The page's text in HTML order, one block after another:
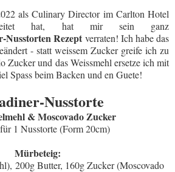
als Culinary Director im Carlton Hotel
hat, hat mir sein ganz
Nusstorten Rezept verraten! Ich habe das
- statt weissem Zucker greife ich zu
Zucker und das Weissmehl ersetze ich mit
Spass beim Backen und en Guete!
Nusstorte
& Moscovado Zucker
1 Nusstorte (Form 20cm)
Mürbeteig:
200g Butter, 160g Zucker (Moscovado